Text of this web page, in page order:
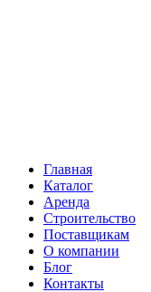
Главная
Каталог
Аренда
Строительство
Поставщикам
О компании
Блог
Контакты